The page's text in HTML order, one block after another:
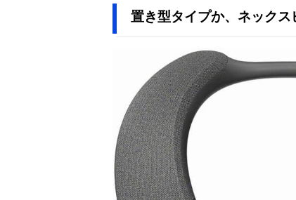
置き型タイプか、ネックス